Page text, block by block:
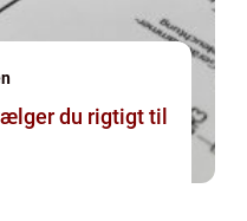
du rigtigt til